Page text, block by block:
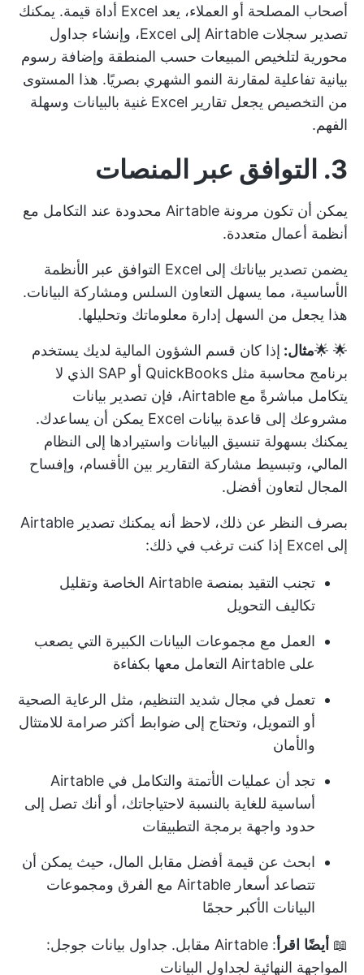
أصحاب المصلحة أو العملاء، يعد Excel أداة قيمة. يمكنك
تصدير سجلات Airtable إلى Excel، وإنشاء جداول
محورية لتلخيص المبيعات حسب المنطقة وإضافة رسوم
بيانية تفاعلية لمقارنة النمو الشهري بصريًا. هذا المستوى
من التخصيص يجعل تقارير Excel
غنية بالبيانات وسهلة
الفهم.
3. التوافق عبر المنصات
يمكن أن تكون مرونة Airtable محدودة عند التكامل مع
أنظمة أعمال متعددة.
يضمن تصدير بياناتك إلى Excel التوافق عبر الأنظمة
الأساسية، مما يسهل التعاون السلس ومشاركة البيانات.
هذا يجعل من السهل إدارة معلوماتك وتحليلها.
🌟 🌟مثال: إذا كان قسم الشؤون المالية لديك يستخدم
برنامج محاسبة مثل QuickBooks أو SAP الذي لا
يتكامل مباشرةً مع Airtable، فإن تصدير بيانات
مشروعك إلى قاعدة بيانات Excel
يمكن أن يساعدك.
يمكنك بسهولة تنسيق البيانات واستيرادها إلى النظام
المالي، وتبسيط مشاركة التقارير بين الأقسام، وإفساح
المجال لتعاون أفضل.
بصرف النظر عن ذلك، لاحظ أنه يمكنك تصدير Airtable
إلى Excel إذا كنت ترغب في ذلك:
تجنب التقيد بمنصة Airtable الخاصة وتقليل
تكاليف التحويل
العمل مع مجموعات البيانات الكبيرة التي يصعب
على Airtable التعامل معها بكفاءة
تعمل في مجال شديد التنظيم، مثل الرعاية الصحية
أو التمويل، وتحتاج إلى ضوابط أكثر صرامة للامتثال
والأمان
تجد أن عمليات الأتمتة والتكامل في Airtable
أساسية للغاية بالنسبة لاحتياجاتك، أو أنك تصل إلى
حدود واجهة برمجة التطبيقات
ابحث عن قيمة أفضل مقابل المال، حيث يمكن أن
تتصاعد أسعار Airtable مع الفرق ومجموعات
البيانات الأكبر حجمًا
📖 أيضًا اقرأ:
Airtable مقابل. جداول بيانات جوجل:
المواجهة النهائية لجداول البيانات